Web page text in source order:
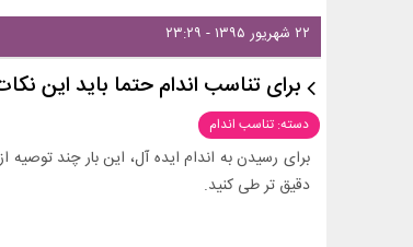
۲۲ شهریور ۱۳۹۵ - ۲۳:۲۹
برای تناسب اندام حتما باید این
دسته: تناسب اندام
برای رسیدن به اندام ایده آل، این بار چند توصیه
دقیق تر طی کنید.